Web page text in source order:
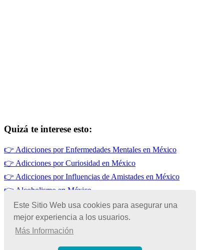
Este Sitio Web usa cookies para asegurar una
mejor experiencia a los usuarios.
Más Información
Quizá te interese esto:
👉 Adicciones por Enfermedades Mentales en México
👉 Adicciones por Curiosidad en México
👉 Adicciones por Influencias de Amistades en México
👉 Alcoholismo en México
👉Drogadicción en México
👉Adicciones por Desintegración Familiar
© Copyright 2026 | Todos los Derechos Reservados